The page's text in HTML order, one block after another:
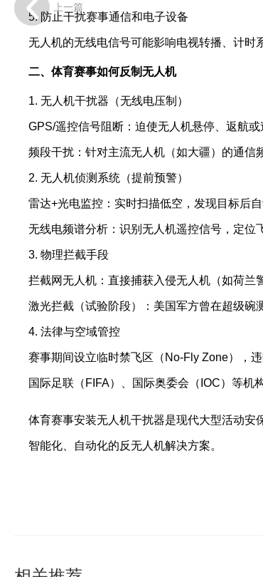
5. 防止干扰赛事通信和电子设备
无人机的无线电信号可能影响电视转播、计时
二、体育赛事如何反制无人机
1. 无人机干扰器（无线电压制）
GPS/遥控信号阻断：迫使无人机悬停、返航或
频段干扰：针对主流无人机（如大疆）的通信
2. 无人机侦测系统（提前预警）
雷达+光电监控：实时扫描低空，发现目标后自
无线电频谱分析：识别无人机遥控信号，定位
3. 物理拦截手段
拦截网无人机：直接捕获入侵无人机（如荷兰
激光拦截（试验阶段）：美国军方曾在超级碗
4. 法律与空域管控
赛事期间设立临时禁飞区（No-Fly Zone），
国际足联（FIFA）、国际奥委会（IOC）等机
体育赛事安装无人机干扰器是现代大型活动
智能化、自动化的反无人机解决方案。
上一篇